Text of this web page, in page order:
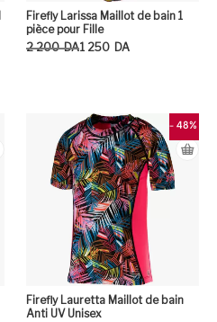
Firefly Larissa Maillot de bain 1
pièce pour Fille
2 200 DA
Le prix initial était : 2 200DA.
1 250 DA
Le prix actuel est : 1 250DA.
- 48%
Firefly Lauretta Maillot de bain
Anti UV Unisex